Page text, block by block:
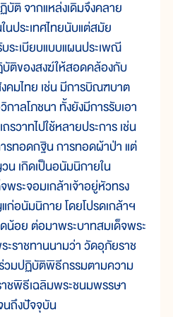
ติ จากแหล่งเดิมจึงคลาย
ประเทศไทยนับแต่สมัย
ระเบียบแบบแผนประเพณี
ติของสงฆ์ให้สอดคล้องกับ
คมไทย เช่น มีการบิณฑบาต
กาลโภชนา ทั้งยังมีการรับเอา
วาทไปใช้หลายประการ เช่น
รทอดกฐิน การทอดผ้าป่า แต่
เกิดเป็นอนัมนิกายใน
พระจอมเกล้าเจ้าอยู่หัวทรง
อนัมนิกาย โดยโปรดเกล้าฯ
อย ต่อมาพระบาทสมเด็จพระ
ะราชทานนามว่า วัดอุภัยราช
วมปฏิบัติพิธีกรรมตามความ
ชพิธีเฉลิมพระชนมพรรษา
ถึงปัจจุบัน